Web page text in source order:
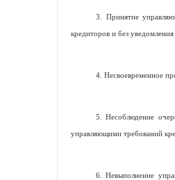
3. Принятие
кредиторов и без
4. Несвоевременное
5. Несоблюдение
управляющими требований
6. Невыполнение